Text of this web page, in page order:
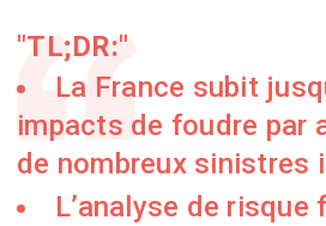
TL;DR:
La France subit
impacts de foudre par
de nombreux sinistres
L’analyse de risque